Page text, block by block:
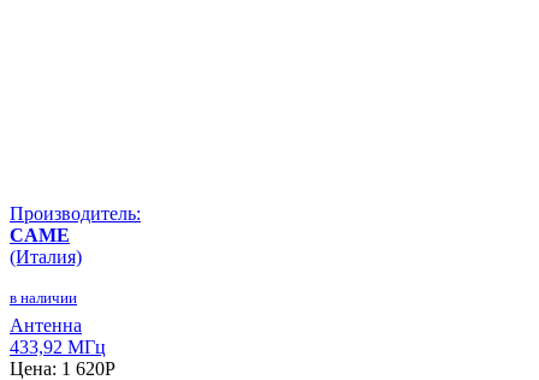
Производитель:
CAME
(Италия)
в наличии
Антенна
433,92 МГц
Цена: 1 620P